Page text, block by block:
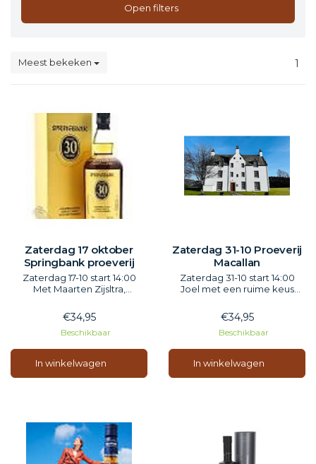
Open filters
Meest bekeken 1
Zaterdag 17 oktober
Springbank proeverij
Zaterdag 17-10 start 14:00
Met Maarten Zijsltra,
Inclusief hapjes
€34,95
Beschikbaar
In winkelwagen
Zaterdag 31-10 Proeverij
Macallan
Zaterdag 31-10 start 14:00
Joel met een ruime keus
Inclusief hapjes
€34,95
Beschikbaar
In winkelwagen